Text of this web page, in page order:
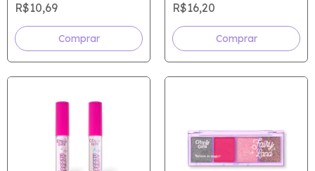
R$10,69 R$16,20